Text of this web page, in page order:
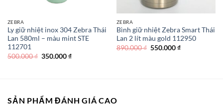
ZEBRA
Ly giữ nhiệt inox 304 Zebra Thái
Lan 580ml – màu mint STE
112701
500.000₫ Giá
350.000₫Giá
ZEBRA
Bình giữ nhiệt Zebra Smart Thái
Lan 2 lít màu gold 112950
890.000₫ Giá
550.000₫Giá
SẢN PHẨM ĐÁNH GIÁ CAO